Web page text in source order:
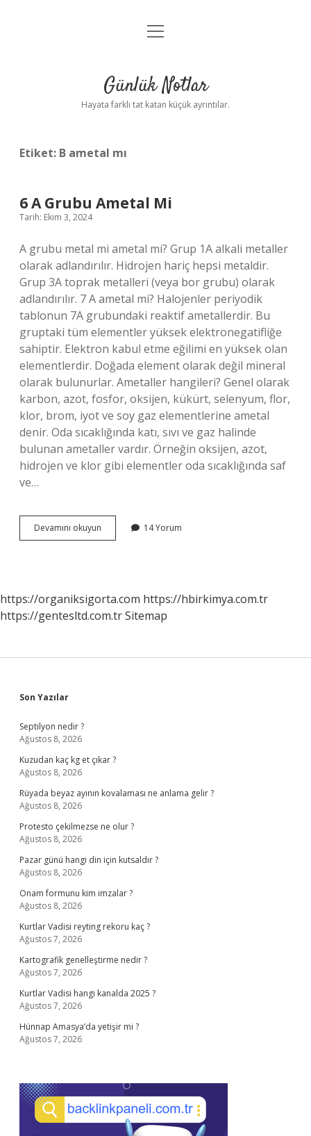
Anasayfa
Yasal Uyarı
menüyü
Günlük Notlar
Hayata farklı tat katan küçük ayrıntılar.
Etiket: B ametal mı
6 A Grubu Ametal Mi
Tarih: Ekim 3, 2024
A grubu metal mi ametal mi? Grup 1A alkali metaller
olarak adlandırılır. Hidrojen hariç hepsi metaldir.
Grup 3A toprak metalleri (veya bor grubu) olarak
adlandırılır. 7 A ametal mi? Halojenler periyodik
tablonun 7A grubundaki reaktif ametallerdir. Bu
gruptaki tüm elementler yüksek elektronegatifliğe
sahiptir. Elektron kabul etme eğilimi en yüksek olan
elementlerdir. Doğada element olarak değil mineral
olarak bulunurlar. Ametaller hangileri? Genel olarak
karbon, azot, fosfor, oksijen, kükürt, selenyum, flor,
klor, brom, iyot ve soy gaz elementlerine ametal
denir. Oda sıcaklığında katı, sıvı ve gaz halinde
bulunan ametaller vardır. Örneğin oksijen, azot,
hidrojen ve klor gibi elementler oda sıcaklığında saf
ve…
Devamını okuyun
A
14 Yorum
https://organiksigorta.com https://hbirkimya.com.tr
https://gentesltd.com.trSitemap
Sidebar
Son Yazılar
Septilyon nedir ?
Ağustos 8, 2026
Kuzudan kaç kg et çıkar ?
Ağustos 8, 2026
Rüyada beyaz ayının kovalaması ne anlama gelir ?
Ağustos 8, 2026
Protesto çekilmezse ne olur ?
Ağustos 8, 2026
Pazar günü hangi din için kutsaldır ?
Ağustos 8, 2026
Onam formunu kim imzalar ?
Ağustos 8, 2026
Kurtlar Vadisi reyting rekoru kaç ?
Ağustos 7, 2026
Kartografik genelleştirme nedir ?
Ağustos 7, 2026
Kurtlar Vadisi hangi kanalda 2025 ?
Ağustos 7, 2026
Hünnap Amasya’da yetişir mi ?
Ağustos 7, 2026